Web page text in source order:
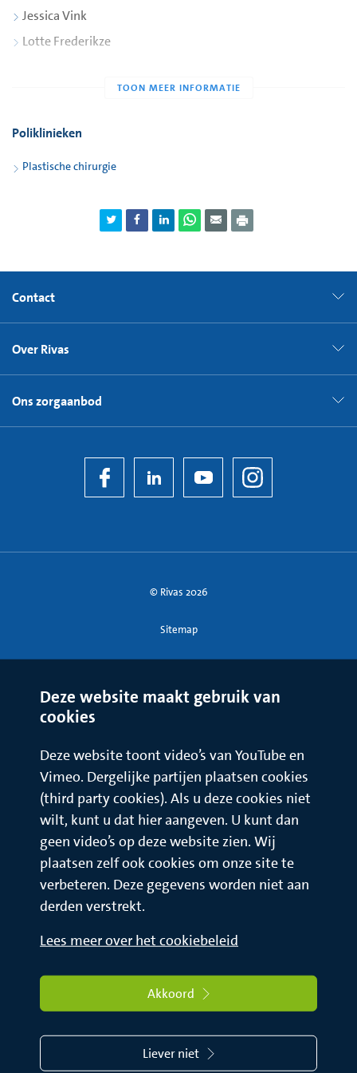
Jessica Vink
Lotte Frederikze
Poliklinieken
Plastische chirurgie
Contact
Over Rivas
Ons zorgaanbod
© Rivas 2026
Sitemap
Deze website maakt gebruik van
cookies
Deze website toont video’s van YouTube en
Vimeo. Dergelijke partijen plaatsen cookies
(third party cookies). Als u deze cookies niet
wilt, kunt u dat hier aangeven. U kunt dan
geen video’s op deze website zien. Wij
plaatsen zelf ook cookies om onze site te
verbeteren. Deze gegevens worden niet aan
derden verstrekt.
Lees meer over het cookiebeleid
Akkoord
Liever niet